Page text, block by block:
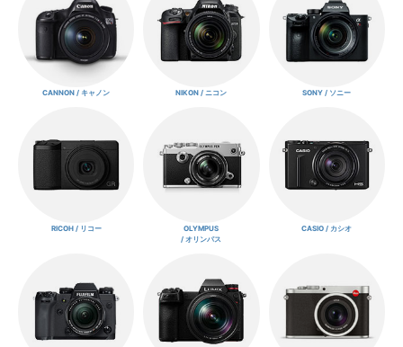
CANNON / キャノン NIKON / ニコン SONY / ソニー
RICOH / リコー
OLYMPUS
/ オリンパス
CASIO / カシオ